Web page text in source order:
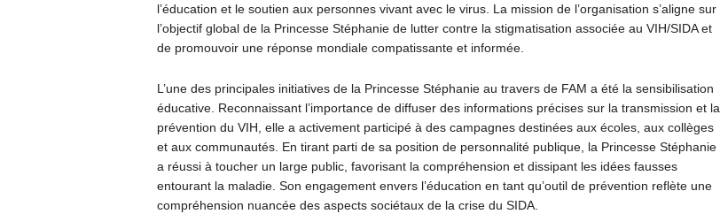
l’éducation et le soutien aux personnes vivant avec le virus. La mission de l’organisation s’aligne sur
l’objectif global de la Princesse Stéphanie de lutter contre la stigmatisation associée au VIH/SIDA et
de promouvoir une réponse mondiale compatissante et informée.
L’une des principales initiatives de la Princesse Stéphanie au travers de FAM a été la sensibilisation
éducative. Reconnaissant l’importance de diffuser des informations précises sur la transmission et la
prévention du VIH, elle a activement participé à des campagnes destinées aux écoles, aux collèges
et aux communautés. En tirant parti de sa position de personnalité publique, la Princesse Stéphanie
a réussi à toucher un large public, favorisant la compréhension et dissipant les idées fausses
entourant la maladie. Son engagement envers l’éducation en tant qu’outil de prévention reflète une
compréhension nuancée des aspects sociétaux de la crise du SIDA.